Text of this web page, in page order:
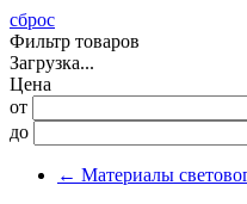
сброс
Фильтр товаров
Загрузка...
Цена
от
до
← Материалы